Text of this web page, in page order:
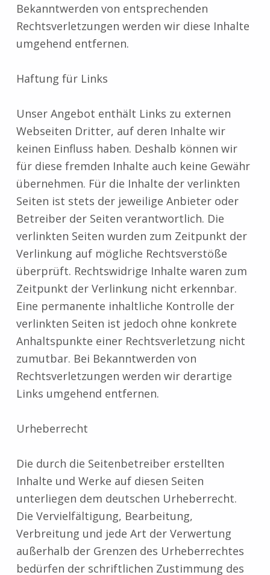
Bekanntwerden von entsprechenden
Rechtsverletzungen werden wir diese Inhalte
umgehend entfernen.
Haftung für Links
Unser Angebot enthält Links zu externen
Webseiten Dritter, auf deren Inhalte wir
keinen Einfluss haben. Deshalb können wir
für diese fremden Inhalte auch keine Gewähr
übernehmen. Für die Inhalte der verlinkten
Seiten ist stets der jeweilige Anbieter oder
Betreiber der Seiten verantwortlich. Die
verlinkten Seiten wurden zum Zeitpunkt der
Verlinkung auf mögliche Rechtsverstöße
überprüft. Rechtswidrige Inhalte waren zum
Zeitpunkt der Verlinkung nicht erkennbar.
Eine permanente inhaltliche Kontrolle der
verlinkten Seiten ist jedoch ohne konkrete
Anhaltspunkte einer Rechtsverletzung nicht
zumutbar. Bei Bekanntwerden von
Rechtsverletzungen werden wir derartige
Links umgehend entfernen.
Urheberrecht
Die durch die Seitenbetreiber erstellten
Inhalte und Werke auf diesen Seiten
unterliegen dem deutschen Urheberrecht.
Die Vervielfältigung, Bearbeitung,
Verbreitung und jede Art der Verwertung
außerhalb der Grenzen des Urheberrechtes
bedürfen der schriftlichen Zustimmung des